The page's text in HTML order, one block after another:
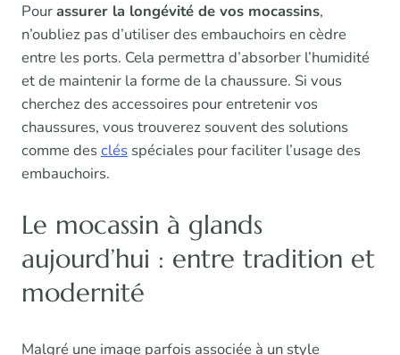
Pourassurer la longévité de vos mocassins,
n’oubliez pas d’utiliser des embauchoirs en cèdre
entre les ports. Cela permettra d’absorber l’humidité
et de maintenir la forme de la chaussure. Si vous
cherchez des accessoires pour entretenir vos
chaussures, vous trouverez souvent des solutions
comme desclés spéciales pour faciliter l’usage des
embauchoirs.
Le mocassin à glands
aujourd’hui : entre tradition et
modernité
Malgré une image parfois associée à un style